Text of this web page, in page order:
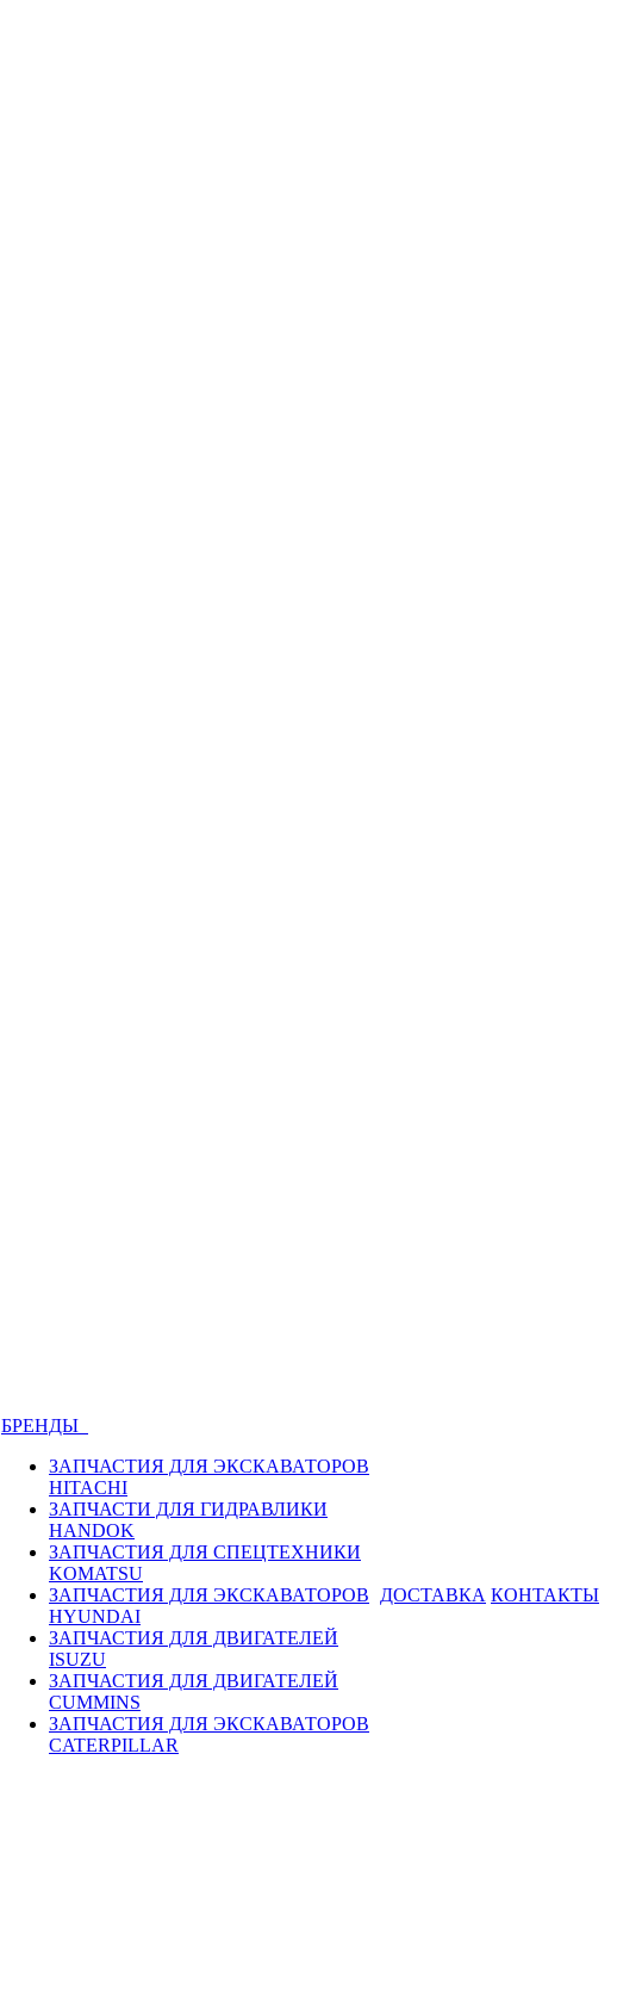
БРЕНДЫ
ЗАПЧАСТИЯ ДЛЯ ЭКСКАВАТОРОВ
HITACHI
ЗАПЧАСТИ ДЛЯ ГИДРАВЛИКИ
HANDOK
ЗАПЧАСТИЯ ДЛЯ СПЕЦТЕХНИКИ
KOMATSU
ЗАПЧАСТИЯ ДЛЯ ЭКСКАВАТОРОВ
HYUNDAI
ЗАПЧАСТИЯ ДЛЯ ДВИГАТЕЛЕЙ
ISUZU
ЗАПЧАСТИЯ ДЛЯ ДВИГАТЕЛЕЙ
CUMMINS
ЗАПЧАСТИЯ ДЛЯ ЭКСКАВАТОРОВ
CATERPILLAR
ДОСТАВКА КОНТАКТЫ